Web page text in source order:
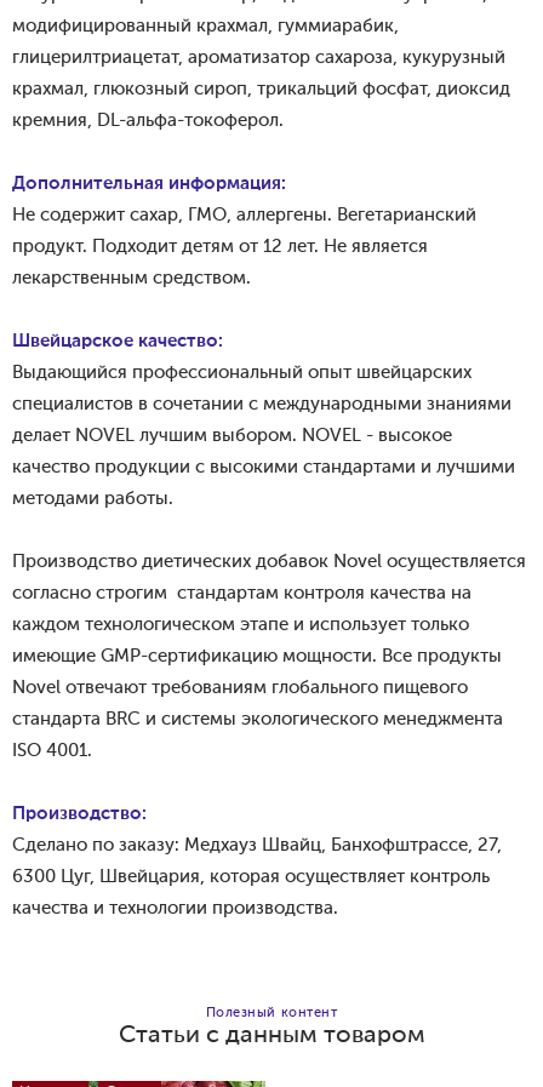
модифицированный крахмал, гуммиарабик,
глицерилтриацетат, ароматизатор сахароза, кукурузный
крахмал, глюкозный сироп, трикальций фосфат, диоксид
кремния, DL-альфа-токоферол.
Дополнительная информация:
Не содержит сахар, ГМО, аллергены. Вегетарианский
продукт. Подходит детям от 12 лет. Не является
лекарственным средством.
Швейцарское качество:
Выдающийся профессиональный опыт швейцарских
специалистов в сочетании с международными знаниями
делает NOVEL лучшим выбором. NOVEL - высокое
качество продукции с высокими стандартами и лучшими
методами работы.
Производство диетических добавок Novel осуществляется
согласно строгим стандартам контроля качества на
каждом технологическом этапе и использует только
имеющие GMP-сертификацию мощности. Все продукты
Novel отвечают требованиям глобального пищевого
стандарта BRC и системы экологического менеджмента
ISO 4001.
Производство:
Сделано по заказу: Медхауз Швайц, Банхофштрассе, 27,
6300 Цуг, Швейцария, которая осуществляет контроль
качества и технологии производства.
Добавить в корзину
Полезный контент
Статьи с данным товаром